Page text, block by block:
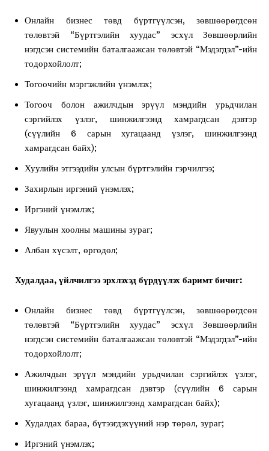
Онлайн бизнес төвд бүртгүүлсэн, зөвшөөрөгдсөн
төлөвтэй “Бүртгэлийн хуудас” эсхүл Зөвшөөрлийн
нэгдсэн системийн баталгаажсан төлөвтэй “Мэдэгдэл”-ийн
тодорхойлолт;
Тогоочийн мэргэжлийн үнэмлэх;
Тогооч болон ажилчдын эрүүл мэндийн урьдчилан
сэргийлэх үзлэг, шинжилгээнд хамрагдсан дэвтэр
(сүүлийн 6 сарын хугацаанд үзлэг, шинжилгээнд
хамрагдсан байх);
Хуулийн этгээдийн улсын бүртгэлийн гэрчилгээ;
Захирлын иргэний үнэмлэх;
Иргэний үнэмлэх;
Явуулын хоолны машины зураг;
Албан хүсэлт, өргөдөл;
Худалдаа, үйлчилгээ эрхлэхэд бүрдүүлэх баримт бичиг:
Онлайн бизнес төвд бүртгүүлсэн, зөвшөөрөгдсөн
төлөвтэй “Бүртгэлийн хуудас” эсхүл Зөвшөөрлийн
нэгдсэн системийн баталгаажсан төлөвтэй “Мэдэгдэл”-ийн
тодорхойлолт;
Ажилчдын эрүүл мэндийн урьдчилан сэргийлэх үзлэг,
шинжилгээнд хамрагдсан дэвтэр (сүүлийн 6 сарын
хугацаанд үзлэг, шинжилгээнд хамрагдсан байх);
Худалдах бараа, бүтээгдэхүүний нэр төрөл, зураг;
Иргэний үнэмлэх;